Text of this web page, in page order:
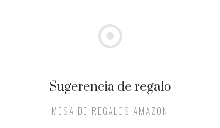
Sugerencia de regalo
MESA DE REGALOS AMAZON